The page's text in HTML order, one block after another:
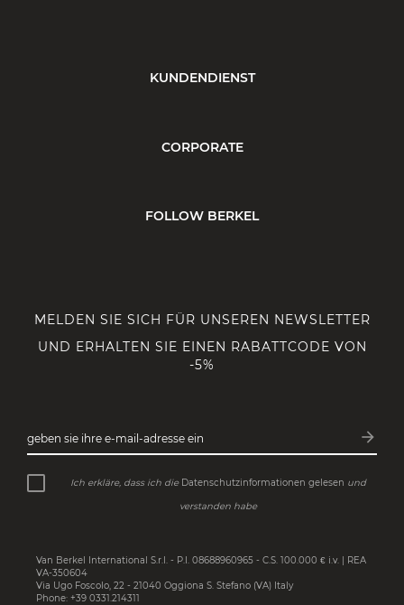
KUNDENDIENST
CORPORATE
FOLLOW BERKEL
MELDEN SIE SICH FÜR UNSEREN NEWSLETTER
UND ERHALTEN SIE EINEN RABATTCODE VON
-5%
geben sie ihre e-mail-adresse ein arrow_forward
Ich erkläre, dass ich die Datenschutzinformationen gelesen und
verstanden habe
Van Berkel International S.r.l. - P.I. 08688960965 - C.S. 100.000 € i.v. | REA
VA-350604
Via Ugo Foscolo, 22 - 21040 Oggiona S. Stefano (VA) Italy
Phone: +39 0331.214311